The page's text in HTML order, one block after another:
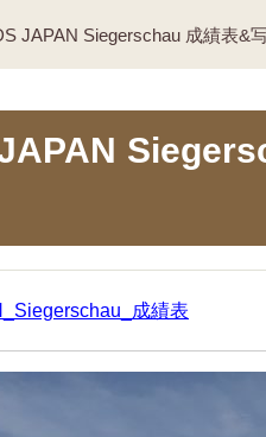
JAPAN Siegerschau 成績表&
成績表